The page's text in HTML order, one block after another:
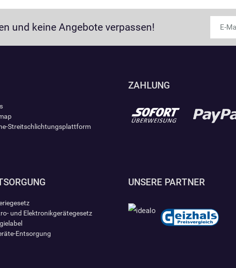
und keine Angebote verpassen!
Streitschlichtungsplattform
ZAHLUNG
und Elektronikgerätegesetz
Entsorgung
UNSERE PARTNER